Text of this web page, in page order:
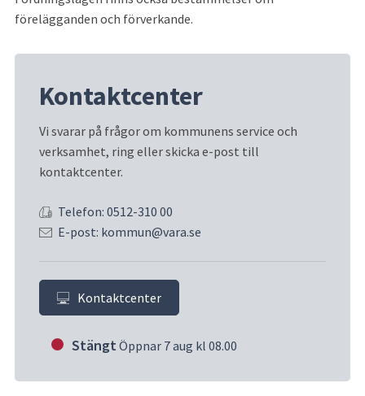
förelägganden och förverkande.
Kontaktcenter
Vi svarar på frågor om kommunens service och
verksamhet, ring eller skicka e-post till
kontaktcenter.
Telefon: 0512-310 00
E-post: kommun@vara.se
Kontaktcenter
Stängt Öppnar 7 aug kl 08.00